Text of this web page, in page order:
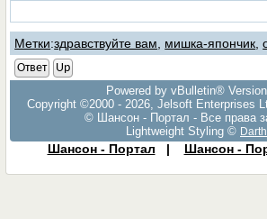
Метки:здравствуйте вам мишка-япончик ,
Ответ
Up
Powered by vBulletin®
Copyright ©2000 - 2026, Jelsoft Enterprises
© Шансон - Портал - Все права
Lightweight Styling ©
Шансон - Портал | Шансон -